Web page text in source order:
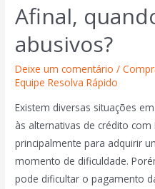
Afinal,
abusivos?
Deixe um comentário /
Equipe Resolva Rápido
Existem diversas situações
às alternativas de crédito
principalmente para adquirir
momento de dificuldade.
pode dificultar o pagamento